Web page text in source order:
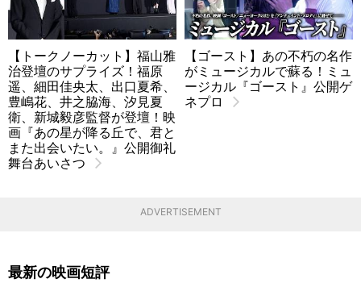
【トークノーカット】福山雅
治登壇のサプライズ！福原
遥、細田佳央太、出口夏希、
豊嶋花、井之脇海、汐見夏
衛、新城毅彦監督が登壇！映
画『あの星が降る丘で、君と
また出会いたい。』公開御礼
舞台あいさつ
【ゴースト】あの不朽の名作
がミュージカルで蘇る！ミュ
ージカル『ゴースト』公開ゲ
ネプロ
ADVERTISEMENT
最新の映画短評